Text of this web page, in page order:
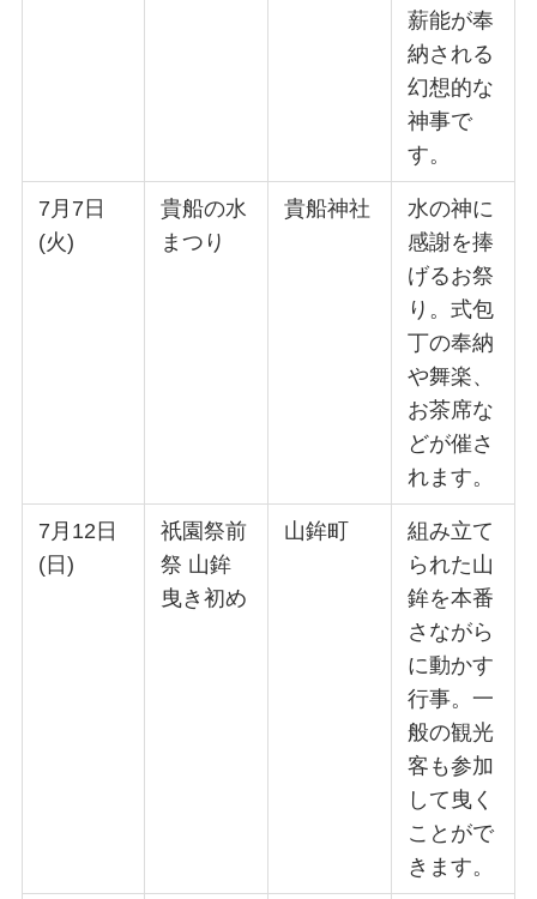
薪能が奉
納される
幻想的な
神事で
す。
7月7日
(火)
貴船の水
まつり
貴船神社
水の神に
感謝を捧
げるお祭
り。式包
丁の奉納
や舞楽、
お茶席な
どが催さ
れます。
7月12日
(日)
祇園祭前
祭 山鉾
曳き初め
山鉾町
組み立て
られた山
鉾を本番
さながら
に動かす
行事。一
般の観光
客も参加
して曳く
ことがで
きます。